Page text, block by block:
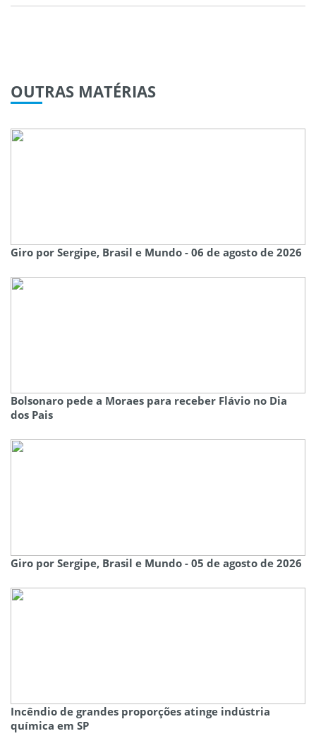
OUTRAS MATÉRIAS
Giro por Sergipe, Brasil e Mundo - 06 de agosto de 2026
Bolsonaro pede a Moraes para receber Flávio no Dia
dos Pais
Giro por Sergipe, Brasil e Mundo - 05 de agosto de 2026
Incêndio de grandes proporções atinge indústria
química em SP